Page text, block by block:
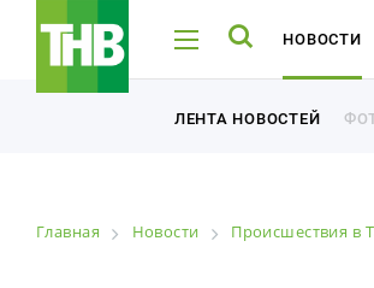
НОВОСТИ
ЛЕНТА НОВОСТЕЙ
ТНВ-ТАТАРСТАН
ЛЕНТА НОВОСТЕЙ
Главная Новости Происшествия в